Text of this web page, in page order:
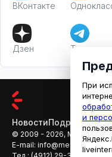
ВКонтакте
Дзен Телеграм
НовостиПодробности
© 2009 - 2026,
E-mail: info@mediaryazan.ru
При
и